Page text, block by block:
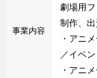
事業内容
劇場用
制作、
・アニ
／イベ
・アニ